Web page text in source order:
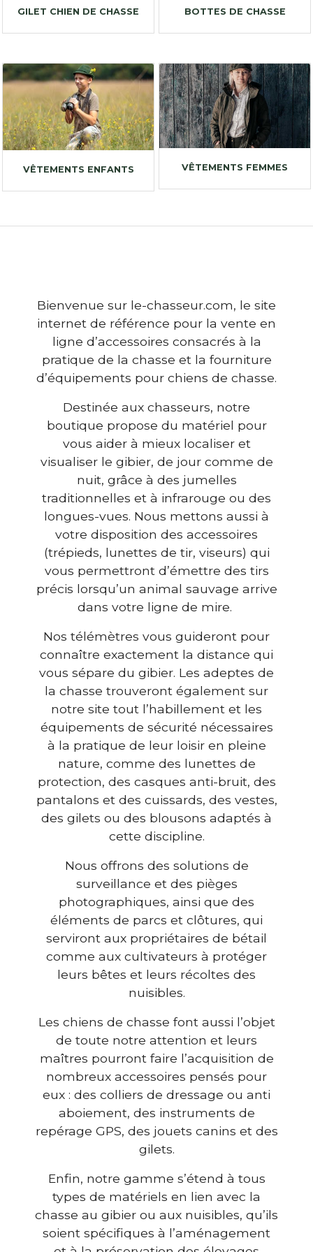
GILET CHIEN DE CHASSE BOTTES DE CHASSE
VÊTEMENTS ENFANTS VÊTEMENTS FEMMES
Bienvenue sur le-chasseur.com, le site
internet de référence pour la vente en
ligne d’accessoires consacrés à la
pratique de la chasse et la fourniture
d’équipements pour chiens de chasse.
Destinée aux chasseurs, notre
boutique propose du matériel pour
vous aider à mieux localiser et
visualiser le gibier, de jour comme de
nuit, grâce à des jumelles
traditionnelles et à infrarouge ou des
longues-vues. Nous mettons aussi à
votre disposition des accessoires
(trépieds, lunettes de tir, viseurs) qui
vous permettront d’émettre des tirs
précis lorsqu’un animal sauvage arrive
dans votre ligne de mire.
Nos télémètres vous guideront pour
connaître exactement la distance qui
vous sépare du gibier. Les adeptes de
la chasse trouveront également sur
notre site tout l’habillement et les
équipements de sécurité nécessaires
à la pratique de leur loisir en pleine
nature, comme des lunettes de
protection, des casques anti-bruit, des
pantalons et des cuissards, des vestes,
des gilets ou des blousons adaptés à
cette discipline.
Nous offrons des solutions de
surveillance et des pièges
photographiques, ainsi que des
éléments de parcs et clôtures, qui
serviront aux propriétaires de bétail
comme aux cultivateurs à protéger
leurs bêtes et leurs récoltes des
nuisibles.
Les chiens de chasse font aussi l’objet
de toute notre attention et leurs
maîtres pourront faire l’acquisition de
nombreux accessoires pensés pour
eux : des colliers de dressage ou anti
aboiement, des instruments de
repérage GPS, des jouets canins et des
gilets.
Enfin, notre gamme s’étend à tous
types de matériels en lien avec la
chasse au gibier ou aux nuisibles, qu’ils
soient spécifiques à l’aménagement